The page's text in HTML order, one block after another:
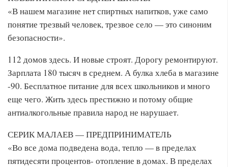
«В нашем магазине нет спиртных напитков, уже само
понятие трезвый человек, трезвое село — это синоним
безопасности».
112 домов здесь. И новые строят. Дорогу ремонтируют.
Зарплата 180 тысяч в среднем. А булка хлеба в магазине
-90. Бесплатное питание для всех школьников и много
еще чего. Жить здесь престижно и потому общие
антиалкогольные правила народ не нарушает.
СЕРИК МАЛАЕВ — ПРЕДПРИНИМАТЕЛЬ
«Во все дома подведена вода, тепло — в пределах
пятидесяти процентов- отопление в домах. В пределах